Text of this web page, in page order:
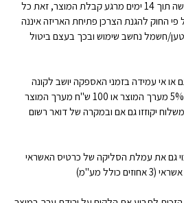
ביטול עסקה והחזרת המוצר ייעשה תוך 14 ימים מרגע קבלת המוצר, זאת כל
החוק להגנת הצרכן פתיחת האריזה איננה
חשמל נחשב שימוש ובכך בעצם ביטול
אי עמידה בזמני האספקה יושב לקונה
הכסף תוך 14 ימים וזאת בקיזוז 5% מערך המוצר או 100 ש"ח מערך המוצר
יקוזזו גם אם ובמקרה של דואר רשום
גם את עמלת הסליקה של כרטיס האשראי
כולל מע"מ)